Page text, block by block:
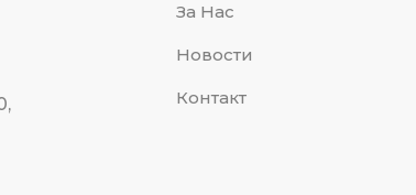
За Нас
Новости
Контакт